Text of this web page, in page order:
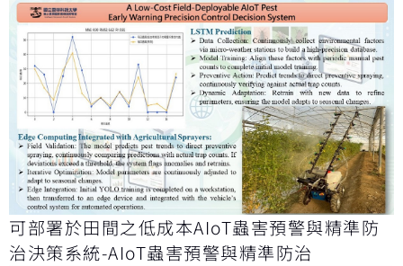
可部署於田間之低成本AIoT蟲害預警與精準防
治決策系統-AIoT蟲害預警與精準防治